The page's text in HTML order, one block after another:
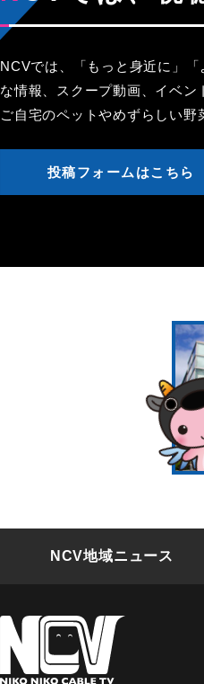
NCVでは、「もっと身近に」
な情報、スクープ動画、イベン
ご自宅のペットやめずらしい野
投稿フォームはこちら
NCV地域ニュース